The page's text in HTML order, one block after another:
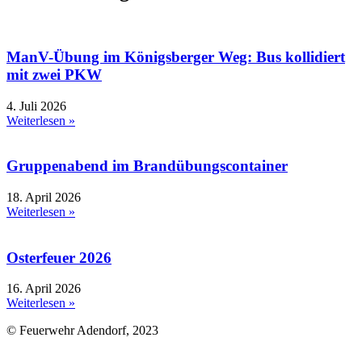
ManV-Übung im Königsberger Weg: Bus kollidiert
mit zwei PKW
4. Juli 2026
Weiterlesen »
Gruppenabend im Brandübungscontainer
18. April 2026
Weiterlesen »
Osterfeuer 2026
16. April 2026
Weiterlesen »
© Feuerwehr Adendorf, 2023